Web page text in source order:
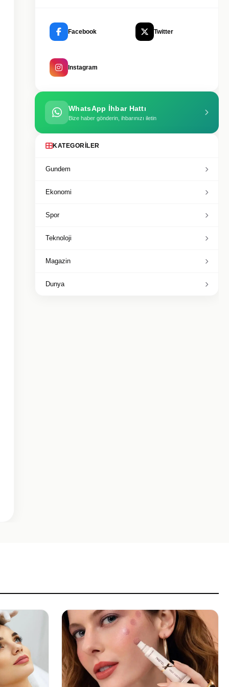
Facebook Twitter
Instagram
WhatsApp İhbar Hattı
Bize haber gönderin, ihbarınızı iletin
KATEGORILER
Gundem
Ekonomi
Spor
Teknoloji
Magazin
Dunya